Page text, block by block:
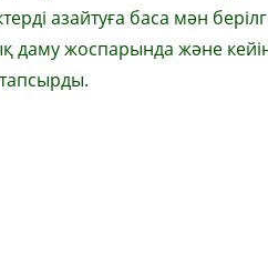
азайтуға баса мән
даму жоспарында және
тапсырды.